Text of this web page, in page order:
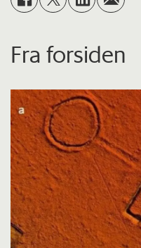
Fra forsiden